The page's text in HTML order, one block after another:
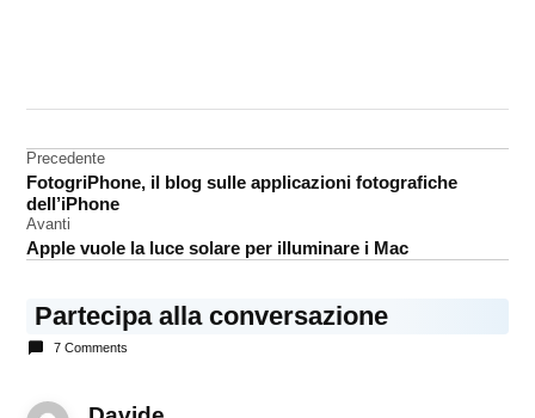
MSN
Navigazione
articoli
Precedente
FotogriPhone, il blog sulle applicazioni fotografiche
dell’iPhone
Avanti
Apple vuole la luce solare per illuminare i Mac
Partecipa alla conversazione
7 Comments